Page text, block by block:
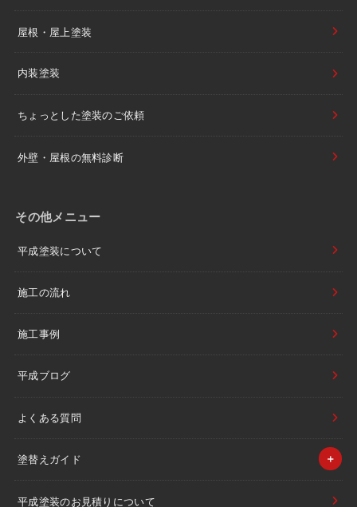
屋根・屋上塗装
内装塗装
ちょっとした塗装のご依頼
外壁・屋根の無料診断
その他メニュー
平成塗装について
施工の流れ
施工事例
平成ブログ
よくある質問
塗替えガイド
平成塗装のお見積りについて